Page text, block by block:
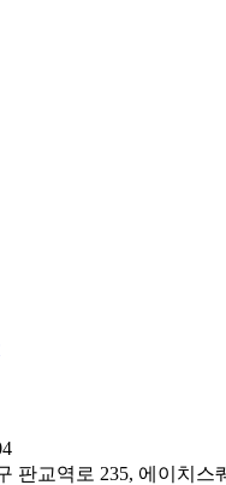
판교역로 235, 에이치스